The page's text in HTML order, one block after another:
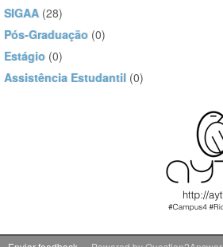
SIGAA (28)
Pós-Graduação (0)
Estágio (0)
Assistência Estudantil (0)